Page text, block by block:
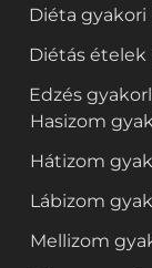
Diéta
Diétás ételek
Edzés
Hasizom
Hátizom
Lábizom
Mellizom